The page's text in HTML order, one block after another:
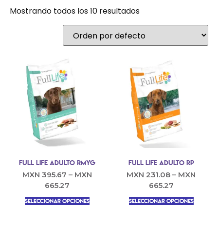
Mostrando todos los 10 resultados
Full Life Adulto RMYG
MXN 395.67 – MXN
665.27
Seleccionar opciones
Full Life Adulto RP
MXN 231.08 – MXN
665.27
Seleccionar opciones